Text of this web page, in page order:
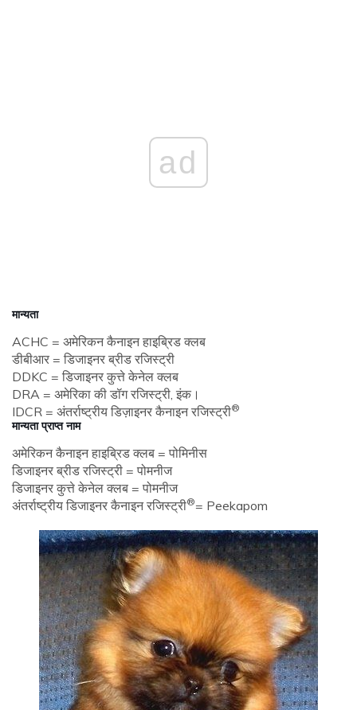
ad
मान्यता
ACHC = अमेरिकन कैनाइन हाइब्रिड क्लब
डीबीआर = डिजाइनर ब्रीड रजिस्ट्री
DDKC = डिजाइनर कुत्ते केनेल क्लब
DRA = अमेरिका की डॉग रजिस्ट्री, इंक।
IDCR = अंतर्राष्ट्रीय डिज़ाइनर कैनाइन रजिस्ट्री®
मान्यता प्राप्त नाम
अमेरिकन कैनाइन हाइब्रिड क्लब = पोमिनीस
डिजाइनर ब्रीड रजिस्ट्री = पोमनीज
डिजाइनर कुत्ते केनेल क्लब = पोमनीज
अंतर्राष्ट्रीय डिजाइनर कैनाइन रजिस्ट्री®= Peekapom